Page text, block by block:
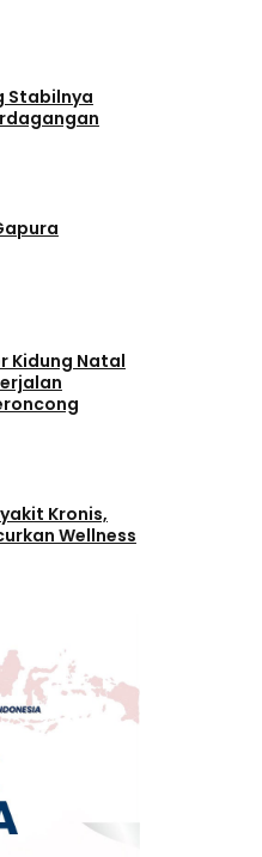
Stabilnya
Kidung Natal
Kronis,
Wellness